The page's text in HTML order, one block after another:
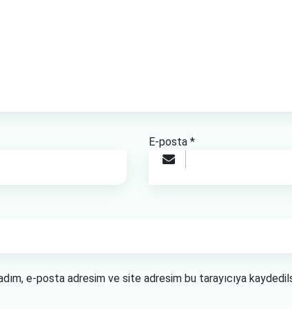
E-posta *
e-posta adresim ve site adresim bu tarayıcıya